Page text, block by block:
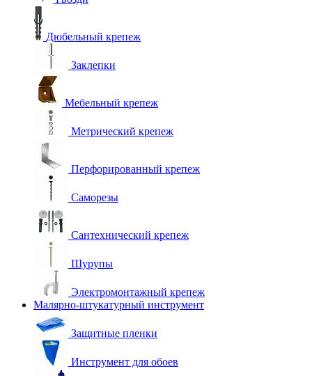
Дюбельный крепеж
Заклепки
Мебельный крепеж
Метрический крепеж
Перфорированный крепеж
Саморезы
Сантехнический крепеж
Шурупы
Электромонтажный крепеж
Малярно-штукатурный инструмент
Защитные пленки
Инструмент для обоев